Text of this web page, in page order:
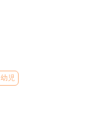
幼児